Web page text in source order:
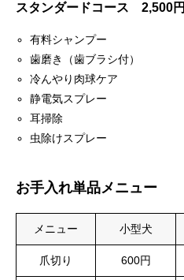
スタンダードコース 2,500円
有料シャンプー
歯磨き（歯ブラシ付）
冷んやり肉球ケア
静電気スプレー
耳掃除
虫除けスプレー
お手入れ単品メニュー
メニュー 小型犬
爪切り 600円